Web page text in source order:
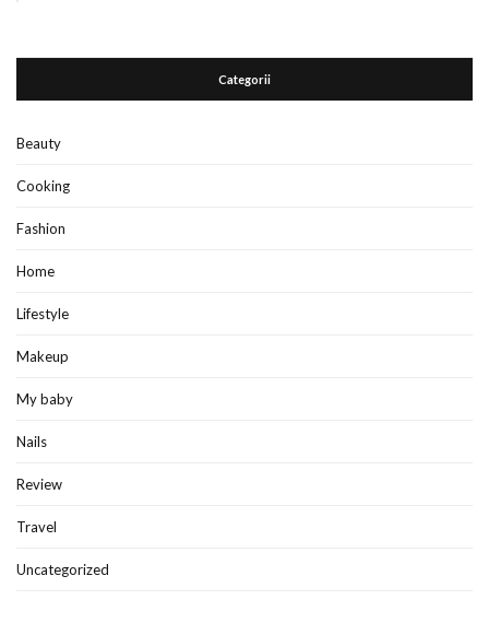
Categorii
Beauty
Cooking
Fashion
Home
Lifestyle
Makeup
My baby
Nails
Review
Travel
Uncategorized